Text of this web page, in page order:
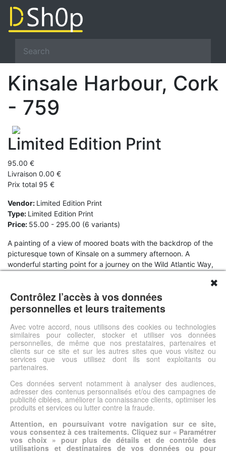
Kinsale Harbour, Cork
- 759
Limited Edition Print
95.00 €
Livraison 0.00 €
Prix total 95 €
Vendor: Limited Edition Print
Type: Limited Edition Print
Price: 55.00 - 295.00 (6 variants)
A painting of a view of moored boats with the backdrop of the
picturesque town of Kinsale on a summery afternoon. A
wonderful starting point for a journey on the Wild Atlantic Way,
This painting is available as a Limited Edition run of 200 prints
using Epson Archival inks on supreme quality Hahnemuhle
Traditional Fine Art paper. See dropdown menu above to see
size, price and framing options.
Voir l'offre
© DSh0p 2026 -Accueil-Mentions légales
✖
Contrôlez l’accès à vos données
personnelles et leurs traitements
Avec votre accord, nous utilisons des cookies ou technologies
similaires pour collecter, stocker et utiliser vos données
personnelles, de même que nos prestataires, partenaires et
clients sur ce site et sur les autres sites que vous visitez ou
services que vous utilisez dont ils sont exploitants ou
partenaires.
Ces données servent notamment à analyser des audiences,
adresser des contenus personnalisés et/ou des campagnes de
publicité ciblées, améliorer la connaissance clients, optimiser les
produits et services ou lutter contre la fraude.
Attention, en poursuivant votre navigation sur ce site,
vous consentez à ces traitements. Cliquez sur « Paramétrer
vos choix » pour plus de détails et de contrôle des
utilisations et destinataires de vos données ou pour